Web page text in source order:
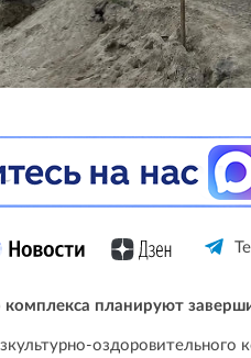
комплекса планируют
оздоровительного